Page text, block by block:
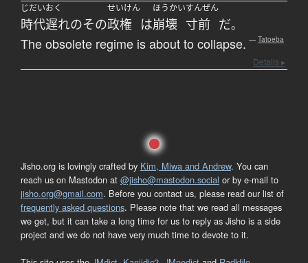
じだいおく
時代遅れのその
せいけん
政権 は
ほうかい
崩壊
すんぜん
寸前 だ。
The obsolete regime is about to collapse. — Tatoeba
Details ▸
Jisho.org is lovingly crafted by Kim, Miwa and Andrew. You can
reach us on Mastodon at @jisho@mastodon.social or by e-mail to
jisho.org@gmail.com. Before you contact us, please read our list of
frequently asked questions. Please note that we read all messages
we get, but it can take a long time for us to reply as Jisho is a side
project and we do not have very much time to devote to it.